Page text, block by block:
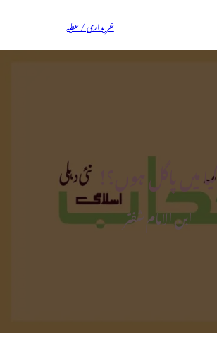
خریداری / عطیہ
کیا میں پاگل ہوں؟!
ابن الامام شفتر